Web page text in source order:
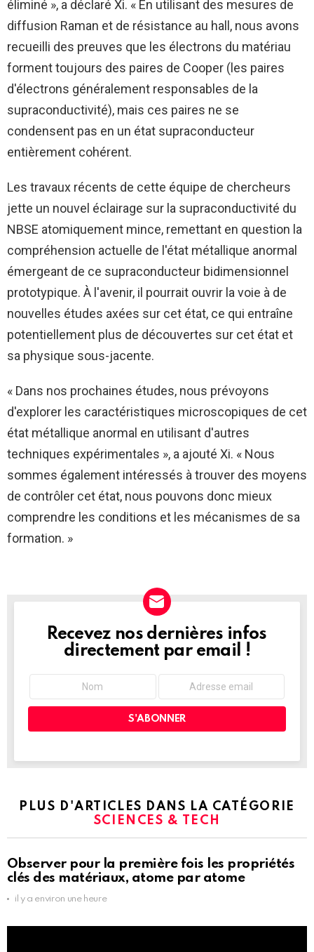
éliminé », a déclaré Xi. « En utilisant des mesures de
diffusion Raman et de résistance au hall, nous avons
recueilli des preuves que les électrons du matériau
forment toujours des paires de Cooper (les paires
d'électrons généralement responsables de la
supraconductivité), mais ces paires ne se
condensent pas en un état supraconducteur
entièrement cohérent.
Les travaux récents de cette équipe de chercheurs
jette un nouvel éclairage sur la supraconductivité du
NBSE atomiquement mince, remettant en question la
compréhension actuelle de l'état métallique anormal
émergeant de ce supraconducteur bidimensionnel
prototypique. À l'avenir, il pourrait ouvrir la voie à de
nouvelles études axées sur cet état, ce qui entraîne
potentiellement plus de découvertes sur cet état et
sa physique sous-jacente.
« Dans nos prochaines études, nous prévoyons
d'explorer les caractéristiques microscopiques de cet
état métallique anormal en utilisant d'autres
techniques expérimentales », a ajouté Xi. « Nous
sommes également intéressés à trouver des moyens
de contrôler cet état, nous pouvons donc mieux
comprendre les conditions et les mécanismes de sa
formation. »
NEWSLETTER
Recevez nos dernières infos
directement par email !
PLUS D'ARTICLES DANS LA CATÉGORIE
SCIENCES & TECH
Observer pour la première fois les propriétés
clés des matériaux, atome par atome
il y a environ une heure